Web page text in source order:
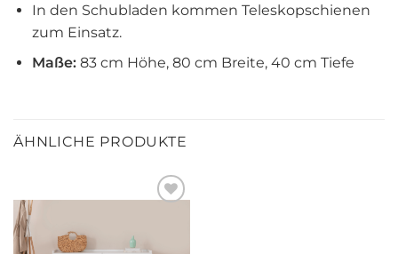
In den Schubladen kommen Teleskopschienen
zum Einsatz.
Maße: 83 cm Höhe, 80 cm Breite, 40 cm Tiefe
ÄHNLICHE PRODUKTE
hinzufügen